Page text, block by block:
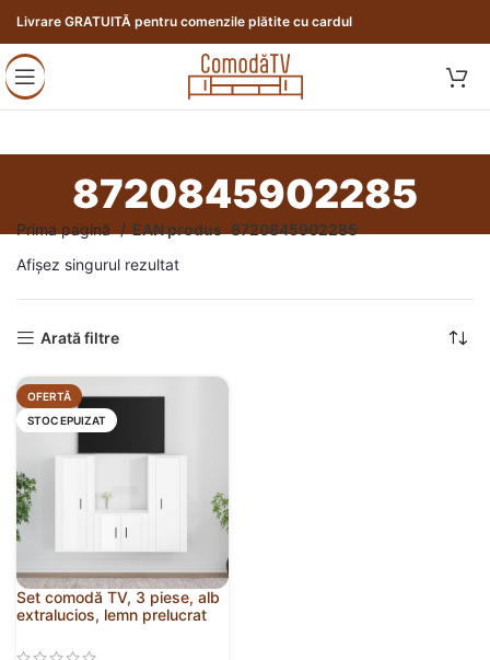
Livrare GRATUITĂ pentru comenzile plătite cu cardul
8720845902285
Prima pagină EAN produs 8720845902285
Afișez singurul rezultat
Arată filtre
OFERTĂ
STOC EPUIZAT
Set comodă TV, 3 piese, alb
extralucios, lemn prelucrat